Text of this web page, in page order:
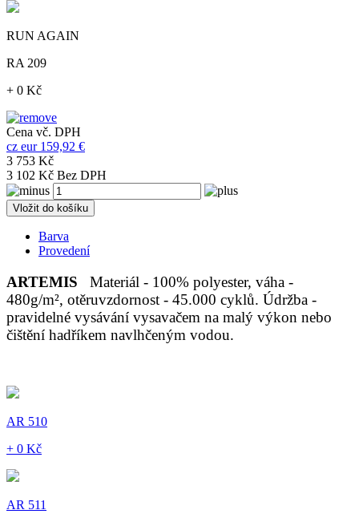
RUN AGAIN
RA 209
+ 0 Kč
Cena vč. DPH
cz eur 159,92 €
3 753 Kč
3 102 Kč Bez DPH
Vložit do košíku
Barva
Provedení
ARTEMIS
Materiál - 100% polyester, váha -
480g/m², otěruvzdornost - 45.000 cyklů. Údržba -
pravidelné vysávání vysavačem na malý výkon nebo
čištění hadříkem navlhčeným vodou.
AR 510
+ 0 Kč
AR 511